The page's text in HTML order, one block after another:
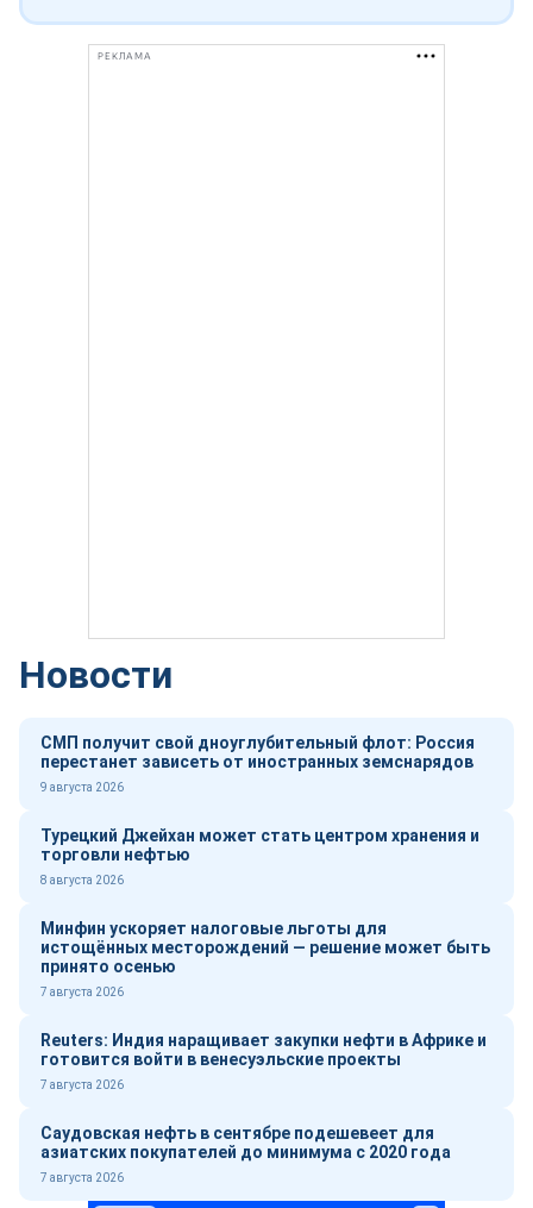
РЕКЛАМА
Новости
СМП получит свой дноуглубительный флот: Россия
перестанет зависеть от иностранных земснарядов
9 августа 2026
Турецкий Джейхан может стать центром хранения и
торговли нефтью
8 августа 2026
Минфин ускоряет налоговые льготы для
истощённых месторождений — решение может быть
принято осенью
7 августа 2026
Reuters: Индия наращивает закупки нефти в Африке и
готовится войти в венесуэльские проекты
7 августа 2026
Саудовская нефть в сентябре подешевеет для
азиатских покупателей до минимума с 2020 года
7 августа 2026